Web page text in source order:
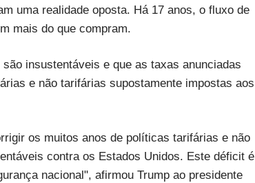
uma realidade oposta. Há 17 anos, o fluxo de
mais do que compram.
insustentáveis e que as taxas anunciadas
e não tarifárias supostamente impostas aos
os muitos anos de políticas tarifárias e não
contra os Estados Unidos. Este déficit é
nacional", afirmou Trump ao presidente